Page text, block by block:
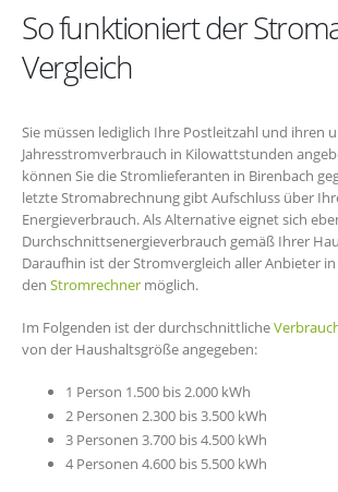
So funktioniert der
Vergleich
Sie müssen lediglich Ihre Postleitzahl und ihren
Jahresstromverbrauch in Kilowattstunden
können Sie die Stromlieferanten in Birenbach
letzte Stromabrechnung gibt Aufschluss über
Energieverbrauch. Als Alternative eignet sich
Durchschnittsenergieverbrauch gemäß Ihrer
Daraufhin ist der Stromvergleich aller Anbieter
den Stromrechner möglich.
Im Folgenden ist der durchschnittliche
von der Haushaltsgröße angegeben:
1 Person 1.500 bis 2.000 kWh
2 Personen 2.300 bis 3.500 kWh
3 Personen 3.700 bis 4.500 kWh
4 Personen 4.600 bis 5.500 kWh